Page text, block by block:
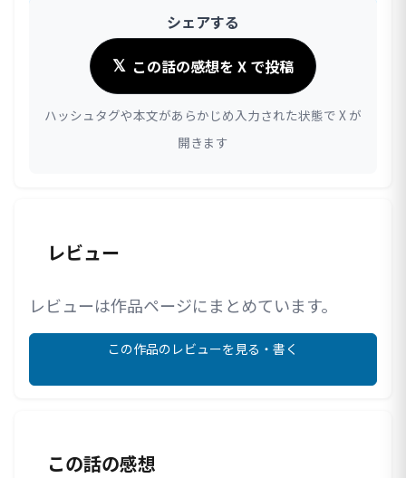
シェアする
𝕏 この話の感想を X で投稿
ハッシュタグや本文があらかじめ入力された状態で X が
開きます
レビュー
レビューは作品ページにまとめています。
この作品のレビューを見る・書く
この話の感想